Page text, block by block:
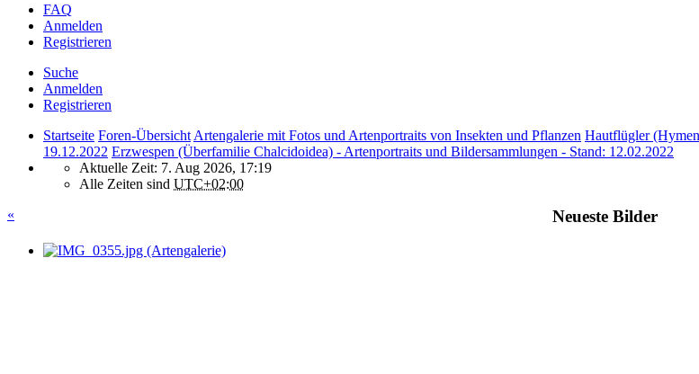
FAQ
Anmelden
Registrieren
Suche
Anmelden
Registrieren
Startseite Foren-Übersicht Artengalerie mit Fotos und Artenportraits von Insekten und Pflanzen Hautflügler
19.12.2022 Erzwespen (Überfamilie Chalcidoidea) - Artenportraits und Bildersammlungen - Stand: 12.02.2022
Aktuelle Zeit: 7. Aug 2026, 17:19
Alle Zeiten sind UTC+02:00
«
Neueste Bilder